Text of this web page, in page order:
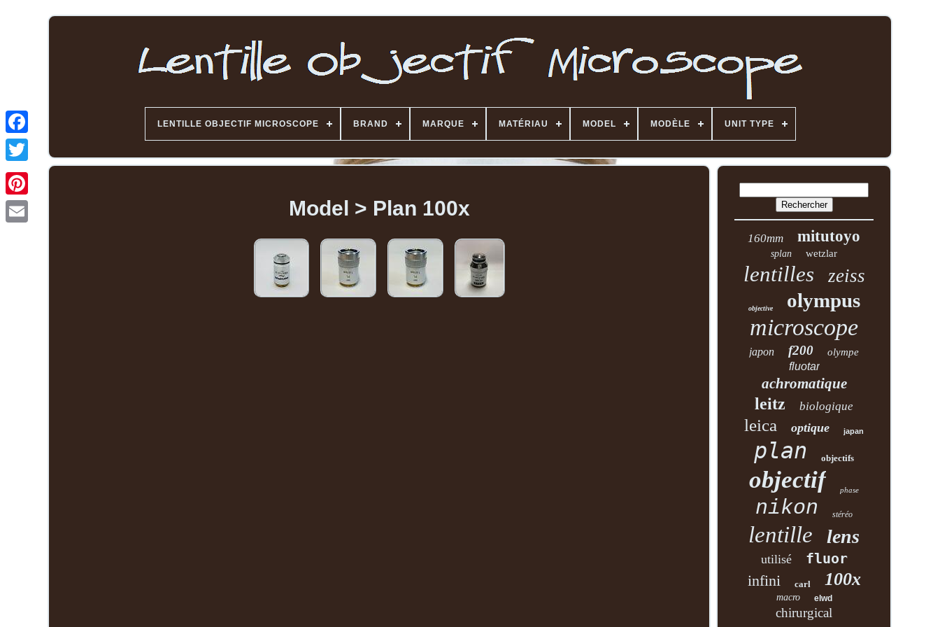
LENTILLE OBJECTIF MICROSCOPE BRAND MARQUE MATÉRIAU MODEL MODÈLE UNIT TYPE
Model > Plan 100x
160mm mitutoyo
splan wetzlar
lentilles zeiss
objective olympus
microscope
japon f200 olympe
fluotar
achromatique
leitz biologique
leica optique japan
plan objectifs
objectif phase
nikon stéréo
lentille lens
utilisé fluor
infini carl 100x
macro elwd
chirurgical